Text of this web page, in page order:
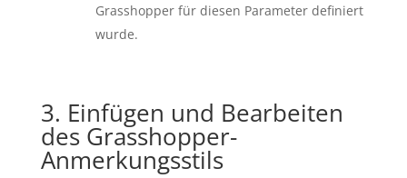
Grasshopper für diesen Parameter definiert
wurde.
3. Einfügen und Bearbeiten
des Grasshopper-
Anmerkungsstils